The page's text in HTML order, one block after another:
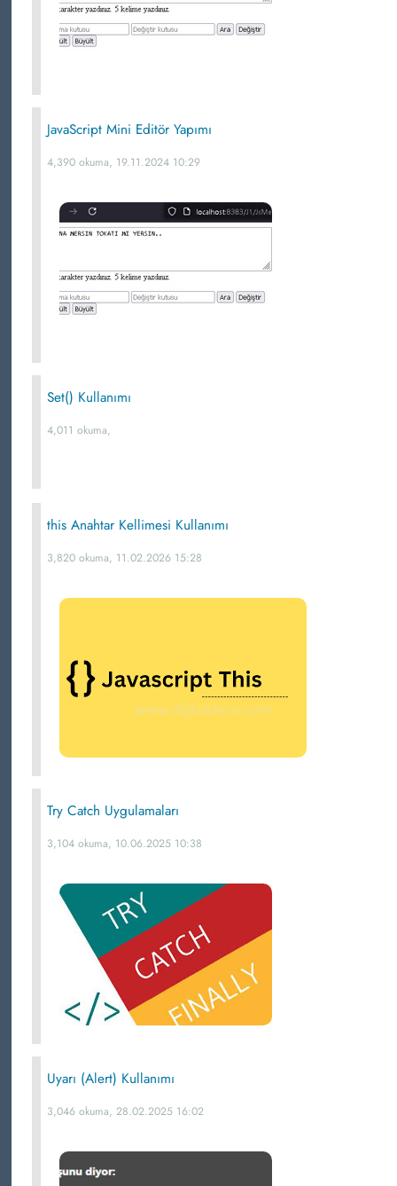
JavaScript Mini Editör Yapımı
4,390 okuma, 19.11.2024 10:29
Set() Kullanımı
4,011 okuma,
this Anahtar Kellimesi Kullanımı
3,820 okuma, 11.02.2026 15:28
Try Catch Uygulamaları
3,104 okuma, 10.06.2025 10:38
Uyarı (Alert) Kullanımı
3,046 okuma, 28.02.2025 16:02